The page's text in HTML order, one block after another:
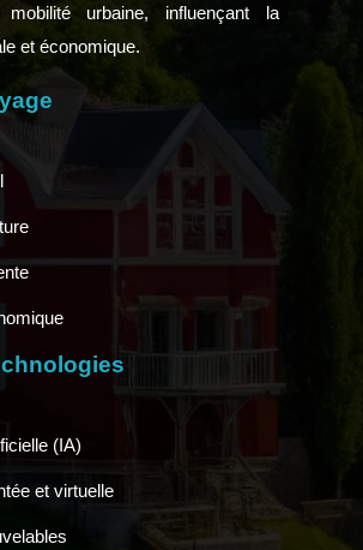
urbaine, influençant la
et économique.
(IA)
et virtuelle